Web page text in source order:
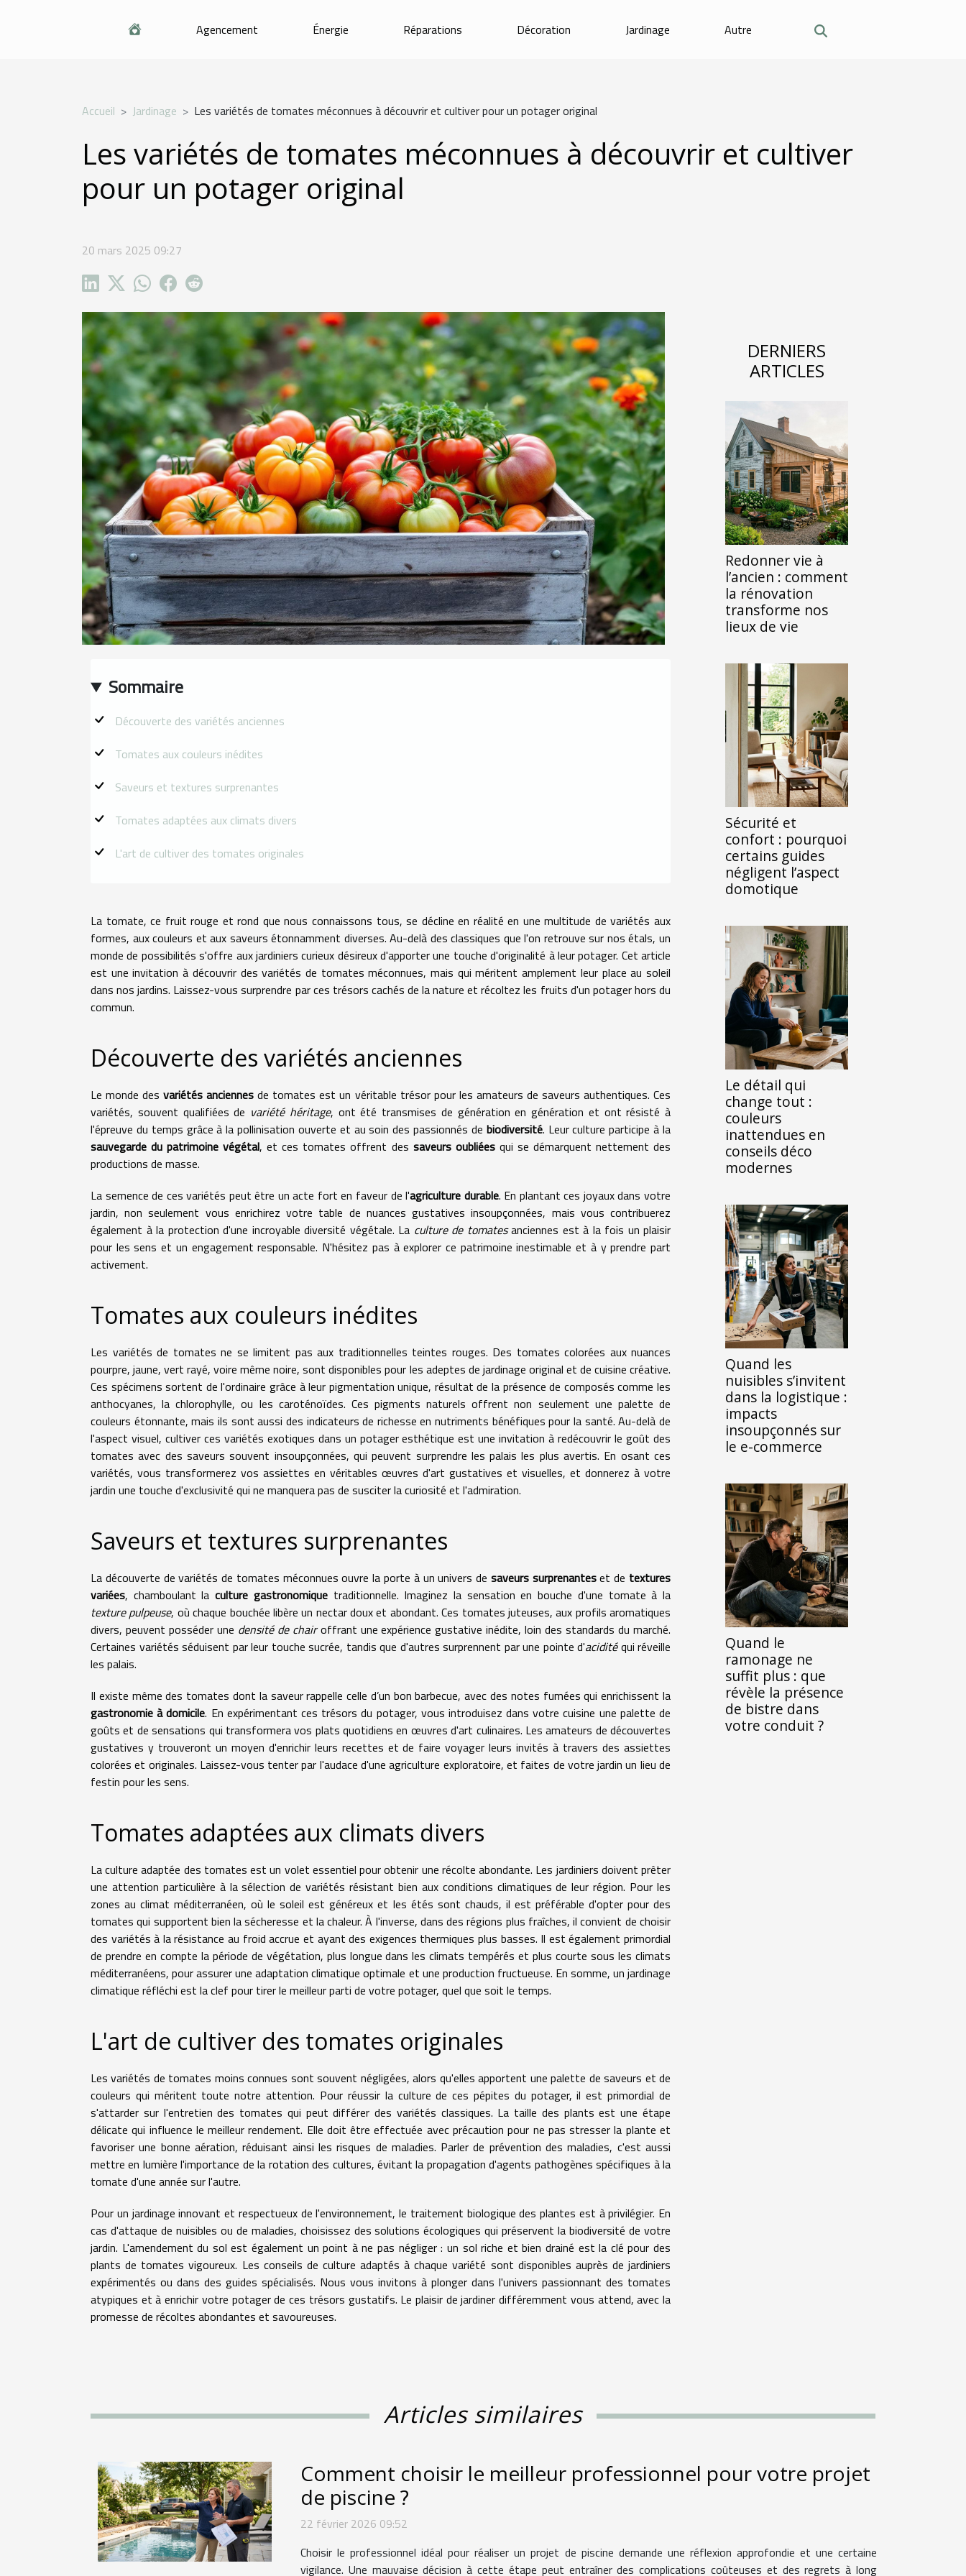
Agencement Énergie Réparations Décoration Jardinage Autre
Accueil Jardinage Les variétés de tomates méconnues à découvrir et cultiver pour un potager original
Les variétés de tomates méconnues à découvrir et cultiver
pour un potager original
20 mars 2025 09:27
Sommaire
Découverte des variétés anciennes
Tomates aux couleurs inédites
Saveurs et textures surprenantes
Tomates adaptées aux climats divers
L'art de cultiver des tomates originales
La tomate, ce fruit rouge et rond que nous connaissons tous, se décline en réalité en une multitude de variétés aux
formes, aux couleurs et aux saveurs étonnamment diverses. Au-delà des classiques que l'on retrouve sur nos étals, un
monde de possibilités s'offre aux jardiniers curieux désireux d'apporter une touche d'originalité à leur potager. Cet article
est une invitation à découvrir des variétés de tomates méconnues, mais qui méritent amplement leur place au soleil
dans nos jardins. Laissez-vous surprendre par ces trésors cachés de la nature et récoltez les fruits d'un potager hors du
commun.
Découverte des variétés anciennes
Le monde desvariétés anciennes de tomates est un véritable trésor pour les amateurs de saveurs authentiques. Ces
variétés, souvent qualifiées de variété héritage, ont été transmises de génération en génération et ont résisté à
l'épreuve du temps grâce à la pollinisation ouverte et au soin des passionnés de biodiversité. Leur culture participe à la
sauvegarde du patrimoine végétal, et ces tomates offrent des saveurs oubliéesqui se démarquent nettement des
productions de masse.
La semence de ces variétés peut être un acte fort en faveur de l'agriculture durable. En plantant ces joyaux dans votre
jardin, non seulement vous enrichirez votre table de nuances gustatives insoupçonnées, mais vous contribuerez
également à la protection d'une incroyable diversité végétale. La culture de tomatesanciennes est à la fois un plaisir
pour les sens et un engagement responsable. N'hésitez pas à explorer ce patrimoine inestimable et à y prendre part
activement.
Tomates aux couleurs inédites
Les variétés de tomates ne se limitent pas aux traditionnelles teintes rouges. Des tomates colorées aux nuances
pourpre, jaune, vert rayé, voire même noire, sont disponibles pour les adeptes de jardinage original et de cuisine créative.
Ces spécimens sortent de l'ordinaire grâce à leur pigmentation unique, résultat de la présence de composés comme les
anthocyanes, la chlorophylle, ou les caroténoïdes. Ces pigments naturels offrent non seulement une palette de
couleurs étonnante, mais ils sont aussi des indicateurs de richesse en nutriments bénéfiques pour la santé. Au-delà de
l'aspect visuel, cultiver ces variétés exotiques dans un potager esthétique est une invitation à redécouvrir le goût des
tomates avec des saveurs souvent insoupçonnées, qui peuvent surprendre les palais les plus avertis. En osant ces
variétés, vous transformerez vos assiettes en véritables œuvres d'art gustatives et visuelles, et donnerez à votre
jardin une touche d'exclusivité qui ne manquera pas de susciter la curiosité et l'admiration.
Saveurs et textures surprenantes
La découverte de variétés de tomates méconnues ouvre la porte à un univers de saveurs surprenanteset de textures
variées, chamboulant laculture gastronomiquetraditionnelle. Imaginez la sensation en bouche d'une tomate à la
texture pulpeuse, où chaque bouchée libère un nectar doux et abondant. Ces tomates juteuses, aux profils aromatiques
divers, peuvent posséder une densité de chairoffrant une expérience gustative inédite, loin des standards du marché.
Certaines variétés séduisent par leur touche sucrée, tandis que d'autres surprennent par une pointe d'aciditéqui réveille
les palais.
Il existe même des tomates dont la saveur rappelle celle d’un bon barbecue, avec des notes fumées qui enrichissent la
gastronomie à domicile. En expérimentant ces trésors du potager, vous introduisez dans votre cuisine une palette de
goûts et de sensations qui transformera vos plats quotidiens en œuvres d'art culinaires. Les amateurs de découvertes
gustatives y trouveront un moyen d'enrichir leurs recettes et de faire voyager leurs invités à travers des assiettes
colorées et originales. Laissez-vous tenter par l'audace d'une agriculture exploratoire, et faites de votre jardin un lieu de
festin pour les sens.
Tomates adaptées aux climats divers
La culture adaptée des tomates est un volet essentiel pour obtenir une récolte abondante. Les jardiniers doivent prêter
une attention particulière à la sélection de variétés résistant bien aux conditions climatiques de leur région. Pour les
zones au climat méditerranéen, où le soleil est généreux et les étés sont chauds, il est préférable d'opter pour des
tomates qui supportent bien la sécheresse et la chaleur. À l'inverse, dans des régions plus fraîches, il convient de choisir
des variétés à la résistance au froid accrue et ayant des exigences thermiques plus basses. Il est également primordial
de prendre en compte la période de végétation, plus longue dans les climats tempérés et plus courte sous les climats
méditerranéens, pour assurer une adaptation climatique optimale et une production fructueuse. En somme, un jardinage
climatique réfléchi est la clef pour tirer le meilleur parti de votre potager, quel que soit le temps.
L'art de cultiver des tomates originales
Les variétés de tomates moins connues sont souvent négligées, alors qu'elles apportent une palette de saveurs et de
couleurs qui méritent toute notre attention. Pour réussir la culture de ces pépites du potager, il est primordial de
s'attarder sur l'entretien des tomates qui peut différer des variétés classiques. La taille des plants est une étape
délicate qui influence le meilleur rendement. Elle doit être effectuée avec précaution pour ne pas stresser la plante et
favoriser une bonne aération, réduisant ainsi les risques de maladies. Parler de prévention des maladies, c'est aussi
mettre en lumière l'importance de la rotation des cultures, évitant la propagation d'agents pathogènes spécifiques à la
tomate d'une année sur l'autre.
Pour un jardinage innovant et respectueux de l'environnement, le traitement biologique des plantes est à privilégier. En
cas d'attaque de nuisibles ou de maladies, choisissez des solutions écologiques qui préservent la biodiversité de votre
jardin. L'amendement du sol est également un point à ne pas négliger : un sol riche et bien drainé est la clé pour des
plants de tomates vigoureux. Les conseils de culture adaptés à chaque variété sont disponibles auprès de jardiniers
expérimentés ou dans des guides spécialisés. Nous vous invitons à plonger dans l'univers passionnant des tomates
atypiques et à enrichir votre potager de ces trésors gustatifs. Le plaisir de jardiner différemment vous attend, avec la
promesse de récoltes abondantes et savoureuses.
DERNIERS
ARTICLES
Redonner vie à
l’ancien : comment
la rénovation
transforme nos
lieux de vie
Sécurité et
confort : pourquoi
certains guides
négligent l’aspect
domotique
Le détail qui
change tout :
couleurs
inattendues en
conseils déco
modernes
Quand les
nuisibles s’invitent
dans la logistique :
impacts
insoupçonnés sur
le e-commerce
Quand le
ramonage ne
suffit plus : que
révèle la présence
de bistre dans
votre conduit ?
Articles similaires
Comment choisir le meilleur professionnel pour votre projet
de piscine ?
22 février 2026 09:52
Choisir le professionnel idéal pour réaliser un projet de piscine demande une réflexion approfondie et une certaine
vigilance. Une mauvaise décision à cette étape peut entraîner des complications coûteuses et des regrets à long